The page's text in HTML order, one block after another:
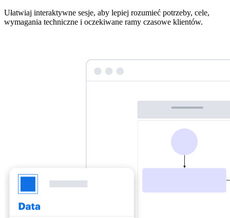
Ułatwiaj interaktywne sesje, aby lepiej rozumieć potrzeby, cele,
wymagania techniczne i oczekiwane ramy czasowe klientów.